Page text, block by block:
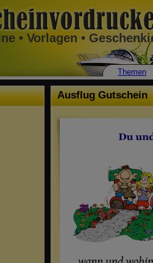
• Vorlagen •
Ausflug Gutschein
Themen